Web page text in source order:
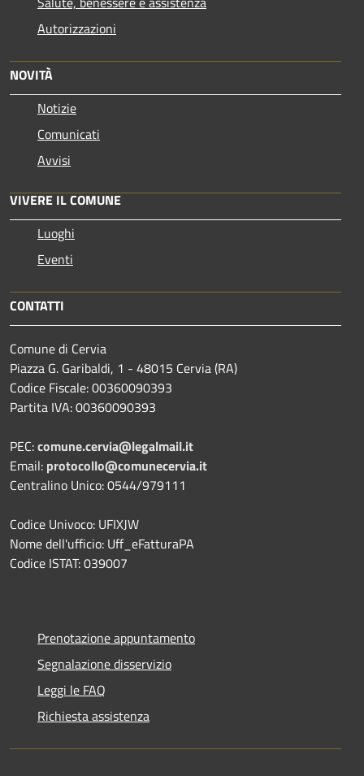
Autorizzazioni
NOVITÀ
Notizie
Comunicati
Avvisi
VIVERE IL COMUNE
Luoghi
Eventi
CONTATTI
Comune di Cervia
Piazza G. Garibaldi, 1 - 48015 Cervia (RA)
Codice Fiscale: 00360090393
Partita IVA: 00360090393
PEC:comune.cervia@legalmail.it
Email: protocollo@comunecervia.it
Centralino Unico: 0544/979111
Codice Univoco: UFIXJW
Nome dell'ufficio: Uff_eFatturaPA
Codice ISTAT: 039007
Prenotazione appuntamento
Segnalazione disservizio
Leggi le FAQ
Richiesta assistenza